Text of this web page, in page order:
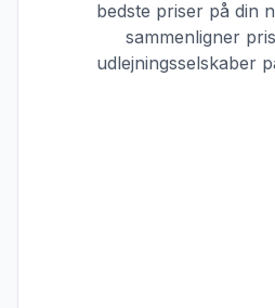
bedste priser på din
sammenligner
udlejningsselskaber